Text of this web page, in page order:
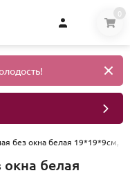
0
без окна белая 19*19*9см,
белая